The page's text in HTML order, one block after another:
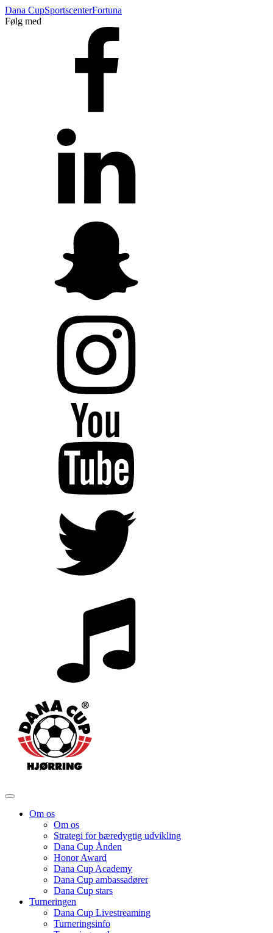
Dana CupSportscenterFortuna
Følg med
Om os
Om os
Strategi for bæredygtig udvikling
Dana Cup Ånden
Honor Award
Dana Cup Academy
Dana Cup ambassadører
Dana Cup stars
Turneringen
Dana Cup Livestreaming
Turneringsinfo